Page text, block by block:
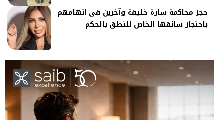
حجز محاكمة سارة خليفة وآخرين في اتهامهم
باحتجاز سائقها الخاص للنطق بالحكم